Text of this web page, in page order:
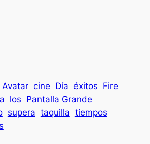
Avatar cine Día éxitos Fire
los Pantalla Grande
supera taquilla tiempos